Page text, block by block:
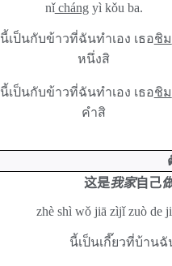
nǐchángyì kǒu ba.
นี้เป็นกับข้าวที่ฉันทำเอง เธอชิม
หนึ่งสิ
นี้เป็นกับข้าวที่ฉันทำเอง เธอชิม
คำสิ
这是我家自己
zhè shì wǒ jiā zìjǐ zuò de
นี้เป็นเกี๊ยวที่บ้านฉั